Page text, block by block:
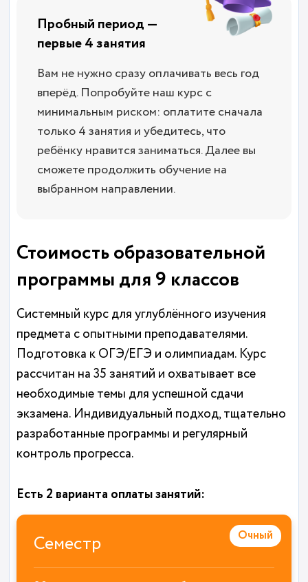
Пробный период —
первые 4 занятия
Вам не нужно сразу оплачивать весь год
вперёд. Попробуйте наш курс с
минимальным риском: оплатите сначала
только 4 занятия и убедитесь, что
ребёнку нравится заниматься. Далее вы
сможете продолжить обучение на
выбранном направлении.
Стоимость образовательной
программы для 9 классов
Системный курс для углублённого изучения
предмета с опытными преподавателями.
Подготовка к ОГЭ/ЕГЭ и олимпиадам. Курс
рассчитан на 35 занятий и охватывает все
необходимые темы для успешной сдачи
экзамена. Индивидуальный подход, тщательно
разработанные программы и регулярный
контроль прогресса.
Есть 2 варианта оплаты занятий:
Очный
Семестр